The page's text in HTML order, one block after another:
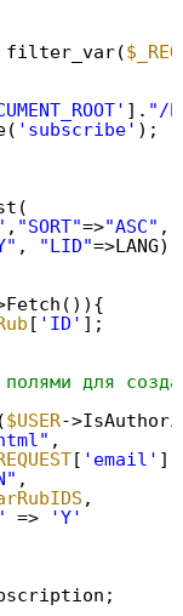
filter_var(
]. "/
'subscribe' );
, "SORT"=>"ASC" ,
, "LID"=>LANG)
[ 'ID' ];
для
$USER-
,
[ 'email' ],
,
,
=>
'Y'